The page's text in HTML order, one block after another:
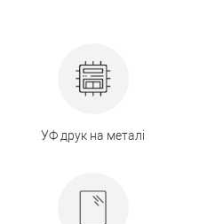
УФ друк на металі